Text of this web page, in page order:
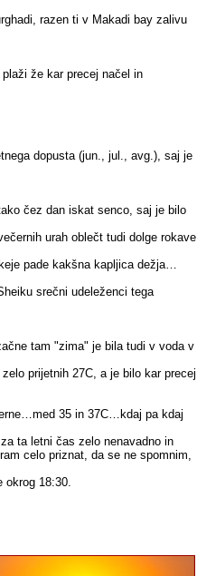
razen ti v Makadi bay zalivu
že kar precej načel in
dopusta (jun., jul., avg.), saj je
čez dan iskat senco, saj je bilo
urah oblečt tudi dolge rokave
pade kakšna kapljica dežja…
srečni udeleženci tega
tam "zima" je bila tudi v voda v
prijetnih 27C, a je bilo kar precej
35 in 37C…kdaj pa kdaj
ta letni čas zelo nenavadno in
celo priznat, da se ne spomnim,
okrog 18:30.